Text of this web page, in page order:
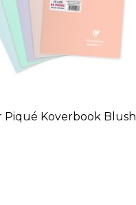
Piqué Koverbook Blush